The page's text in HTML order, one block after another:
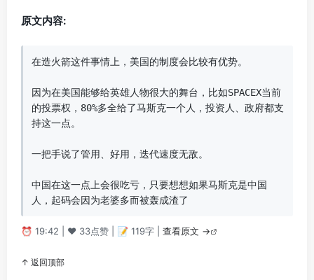
原文内容:
在造火箭这件事情上，美国的制度会比较有优势。
因为在美国能够给英雄人物很大的舞台，比如SPACEX当前
的投票权，80%多全给了马斯克一个人，投资人、政府都支
持这一点。
一把手说了管用、好用，迭代速度无敌。
中国在这一点上会很吃亏，只要想想如果马斯克是中国
人，起码会因为老婆多而被轰成渣了
⏰ 19:42 | ❤️ 33点赞 | 📝 119字 | 查看原文 →
↑ 返回顶部